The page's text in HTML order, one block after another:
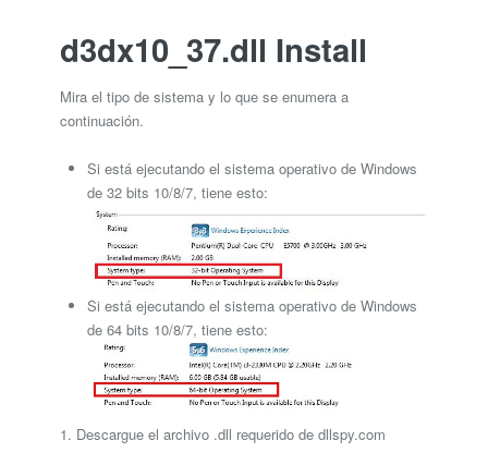
d3dx10_37.dll Install
Mira el tipo de sistema y lo que se enumera a
continuación.
Si está ejecutando el sistema operativo de Windows
de 32 bits 10/8/7, tiene esto:
Si está ejecutando el sistema operativo de Windows
de 64 bits 10/8/7, tiene esto:
1. Descargue el archivo .dll requerido de dllspy.com